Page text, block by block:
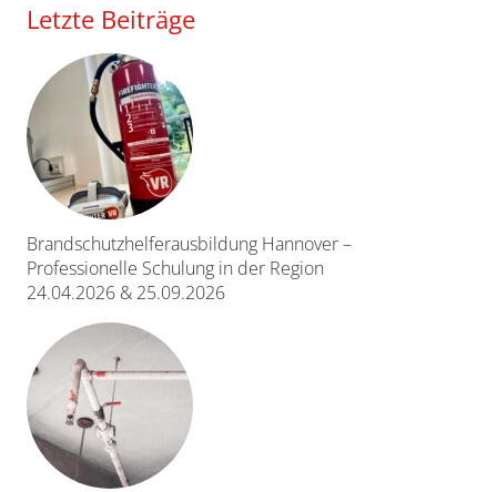
Letzte Beiträge
Brandschutzhelferausbildung Hannover –
Professionelle Schulung in der Region
24.04.2026 & 25.09.2026